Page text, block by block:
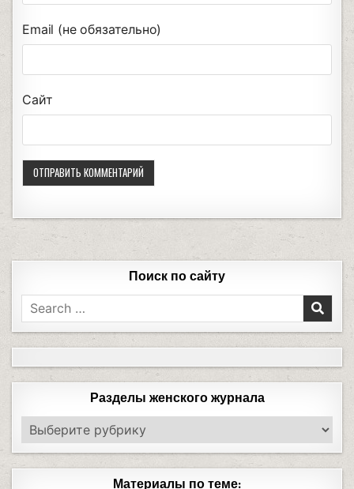
Email (не обязательно)
Сайт
Поиск по сайту
Разделы женского журнала
Материалы по теме: